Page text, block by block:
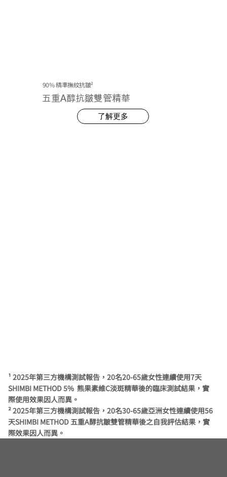
90% 精準撫紋抗皺²
五重A醇抗皺雙管精華
了解更多
¹ 2025年第三方機構測試報告，20名20-65歲女性連續使用7天
SHIMBI METHOD 5% 熊果素維C淡斑精華後的臨床測試結果，實
際使用效果因人而異。
² 2025年第三方機構測試報告，20名30-65歲亞洲女性連續使用56
天SHIMBI METHOD 五重A酵抗皺雙管精華後之自我評估結果，實
際效果因人而異。